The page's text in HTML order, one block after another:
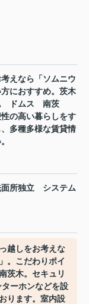
えなら「ソムニウ
におすすめ。茨木
ドムス 南茨
の高い暮らしをす
多種多様な賃貸情
所独立
システム
越しをお考えな
。こだわりポイ
木。セキュリ
ーホンなどを設
ります。室内設